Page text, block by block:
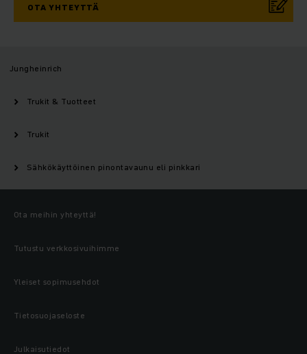
OTA YHTEYTTÄ
Jungheinrich
Trukit & Tuotteet
Trukit
Sähkökäyttöinen pinontavaunu eli pinkkari
Ota meihin yhteyttä!
Tutustu verkkosivuihimme
Yleiset sopimusehdot
Tietosuojaseloste
Julkaisutiedot